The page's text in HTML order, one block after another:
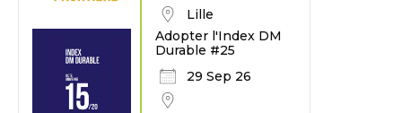
Lille
Adopter l'Index DM
Durable #25
29 Sep 26